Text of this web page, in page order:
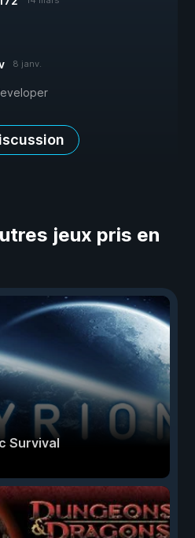
8 janv.
jeux pris en
Survival